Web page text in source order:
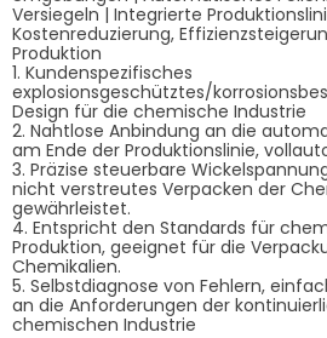
Versiegeln | Integrierte
Kostenreduzierung,
Produktion
1. Kundenspezifisches
explosionsgeschütztes/
Design für die chemische Industrie
2. Nahtlose Anbindung an die
am Ende der Produktionslinie,
3. Präzise steuerbare
nicht verstreutes Verpacken der
gewährleistet.
4. Entspricht den Standards für
Produktion, geeignet für die
Chemikalien.
5. Selbstdiagnose von Fehlern,
an die Anforderungen der
chemischen Industrie